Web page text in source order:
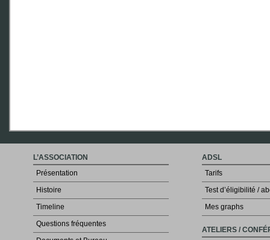
L’ASSOCIATION
Présentation
Histoire
Timeline
Questions fréquentes
ADSL
Tarifs
Test d’éligibilité /
Mes graphs
ATELIERS /